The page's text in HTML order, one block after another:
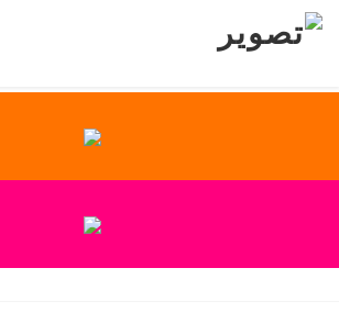
About Us
Home
Join Us